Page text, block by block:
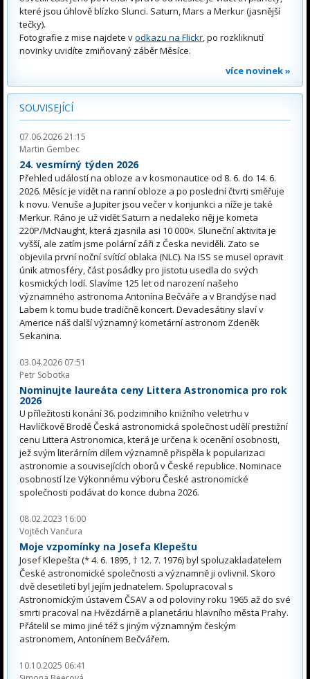
které jsou úhlově blízko Slunci. Saturn, Mars a Merkur (jasnější
tečky).
Fotografie z mise najdete vodkazu na Flickr, po rozkliknutí
novinky uvidíte zmiňovaný záběr Měsíce.
více novinek »
SOUVISEJÍCÍ
07.06.2026 21:15
Martin Gembec
24. vesmírný týden 2026
Přehled událostí na obloze a v kosmonautice od 8. 6. do 14. 6.
2026. Měsíc je vidět na ranní obloze a po poslední čtvrti směřuje
k novu. Venuše a Jupiter jsou večer v konjunkci a níže je také
Merkur. Ráno je už vidět Saturn a nedaleko něj je kometa
220P/McNaught, která zjasnila asi 10 000×. Sluneční aktivita je
vyšší, ale zatím jsme polární záři z Česka neviděli. Zato se
objevila první noční svítící oblaka (NLC). Na ISS se musel opravit
únik atmosféry, část posádky pro jistotu usedla do svých
kosmických lodí. Slavíme 125 let od narození našeho
významného astronoma Antonína Bečváře a v Brandýse nad
Labem k tomu bude tradičně koncert. Devadesátiny slaví v
Americe náš další významný kometární astronom Zdeněk
Sekanina.
03.04.2026 07:51
Petr Sobotka
Nominujte laureáta ceny Littera Astronomica pro rok
2026
U příležitosti konání 36. podzimního knižního veletrhu v
Havlíčkově Brodě Česká astronomická společnost udělí prestižní
cenu Littera Astronomica, která je určena k ocenění osobnosti,
jež svým literárním dílem významně přispěla k popularizaci
astronomie a souvisejících oborů v České republice. Nominace
osobností lze Výkonnému výboru České astronomické
společnosti podávat do konce dubna 2026.
08.02.2023 16:00
Vojtěch Vančura
Moje vzpomínky na Josefa Klepeštu
Josef Klepešta (* 4. 6. 1895, † 12. 7. 1976) byl spoluzakladatelem
České astronomické společnosti a významně ji ovlivnil. Skoro
dvě desetiletí byl jejím jednatelem. Spolupracoval s
Astronomickým ústavem ČSAV a od poloviny roku 1965 až do své
smrti pracoval na Hvězdárně a planetáriu hlavního města Prahy.
Přátelil se mimo jiné též s jiným významným českým
astronomem, Antonínem Bečvářem.
10.10.2025 06:41